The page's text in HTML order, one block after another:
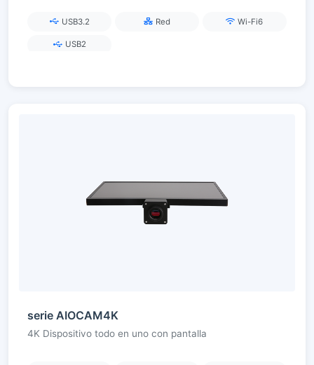
USB3.2 Red Wi-Fi6
USB2
serie AIOCAM4K
4K Dispositivo todo en uno con pantalla